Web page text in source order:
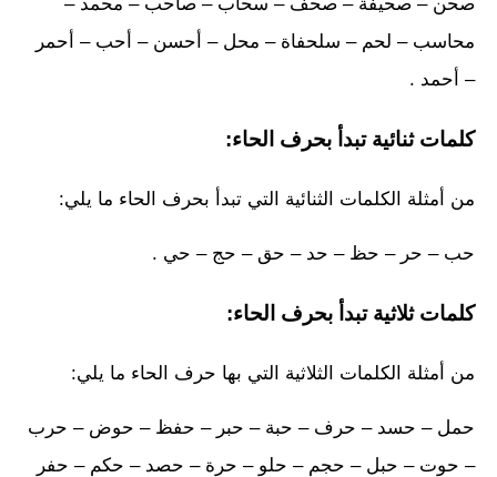
محاسب – لحم – سلحفاة – محل – أحسن – أحب – أحمر
– أحمد .
كلمات ثنائية تبدأ بحرف الحاء:
من أمثلة الكلمات الثنائية التي تبدأ بحرف الحاء ما يلي:
حب – حر – حظ – حد – حق – حج – حي .
كلمات ثلاثية تبدأ بحرف الحاء:
من أمثلة الكلمات الثلاثية التي بها حرف الحاء ما يلي:
حمل – حسد – حرف – حبة – حبر – حفظ – حوض – حرب
– حوت – حبل – حجم – حلو – حرة – حصد – حكم – حفر